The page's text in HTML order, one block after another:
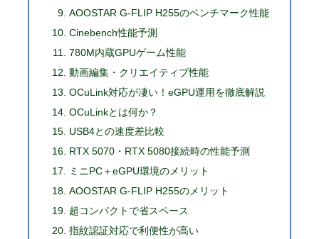
AOOSTAR G-FLIP H255のベンチマーク性能
Cinebench性能予測
780M内蔵GPUゲーム性能
動画編集・クリエイティブ性能
OCuLink対応が凄い！eGPU運用を徹底解説
OCuLinkとは何か？
USB4との速度差比較
RTX 5070・RTX 5080接続時の性能予測
ミニPC＋eGPU環境のメリット
AOOSTAR G-FLIP H255のメリット
超コンパクトで省スペース
指紋認証対応で利便性が高い